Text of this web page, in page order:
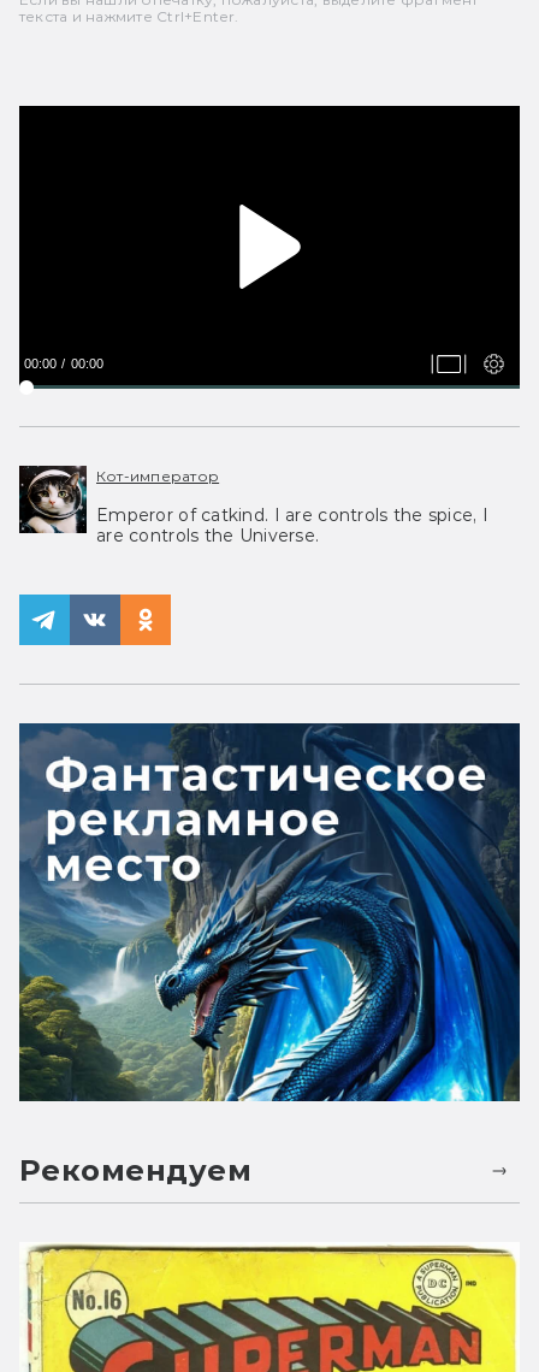
текста и нажмите Ctrl+Enter.
00:00 00:00
Кот-император
Emperor of catkind. I are controls the spice, I
are controls the Universe.
Рекомендуем